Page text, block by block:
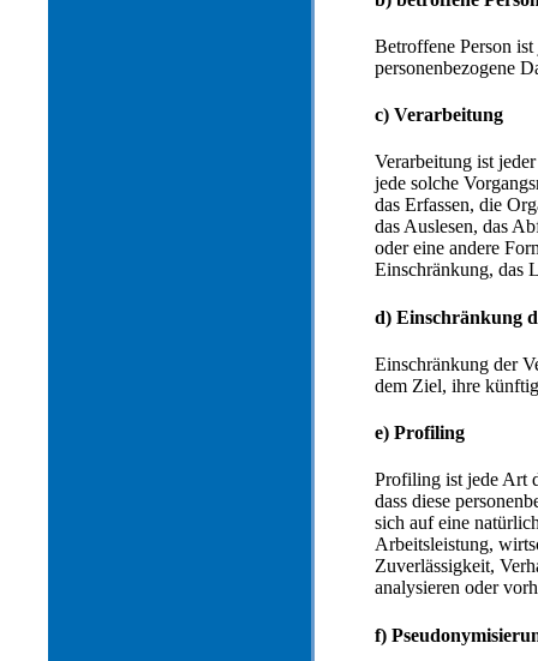
Betroffene Person
personenbezogene
c) Verarbeitung
Verarbeitung ist
jede solche
das Erfassen, die
das Auslesen, das
oder eine andere
Einschränkung, das
d) Einschränkung
Einschränkung der
dem Ziel, ihre
e) Profiling
Profiling ist jede Art
dass diese
sich auf eine
Arbeitsleistung,
Zuverlässigkeit,
analysieren oder
f)